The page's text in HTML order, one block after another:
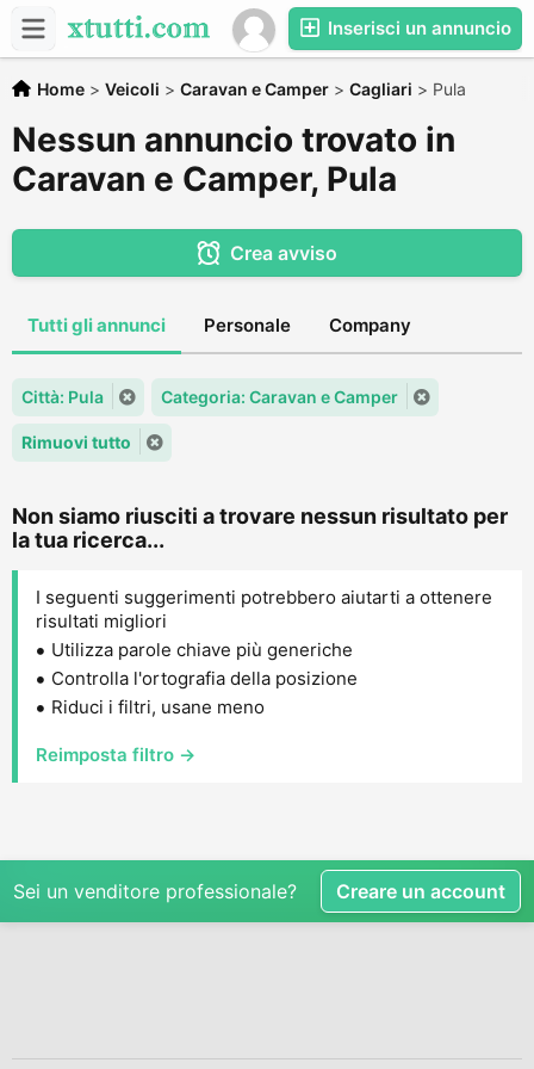
Inserisci un annuncio
Home > Veicoli > Caravan e Camper > Cagliari > Pula
Nessun annuncio trovato in
Caravan e Camper, Pula
Crea avviso
Tutti gli annunci Personale Company
Città: Pula Categoria: Caravan e Camper
Rimuovi tutto
Non siamo riusciti a trovare nessun risultato per
la tua ricerca...
I seguenti suggerimenti potrebbero aiutarti a ottenere
risultati migliori
Utilizza parole chiave più generiche
Controlla l'ortografia della posizione
Riduci i filtri, usane meno
Reimposta filtro →
Sei un venditore professionale? Creare un account